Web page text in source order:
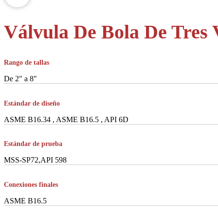
Válvula De Bola De Tres
Rango de tallas
De 2" a 8"
Estándar de diseño
ASME B16.34 , ASME B16.5 , API 6D
Estándar de prueba
MSS-SP72,API 598
Conexiones finales
ASME B16.5